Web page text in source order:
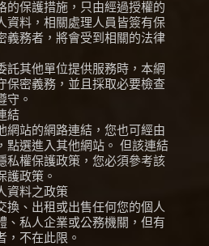
的保護措施，只由經過授權的
資料，相關處理人員皆簽有保
義務者，將會受到相關的法律
託其他單位提供服務時，本網
保密義務，並且採取必要檢查
守。
結
網站的網路連結，您也可經由
點選進入其他網站。 但該連結
私權保護政策，您必須參考該
護政策。
資料之政策
換、出租或出售任何您的個人
、私人企業或公務機關，但有
，不在此限。